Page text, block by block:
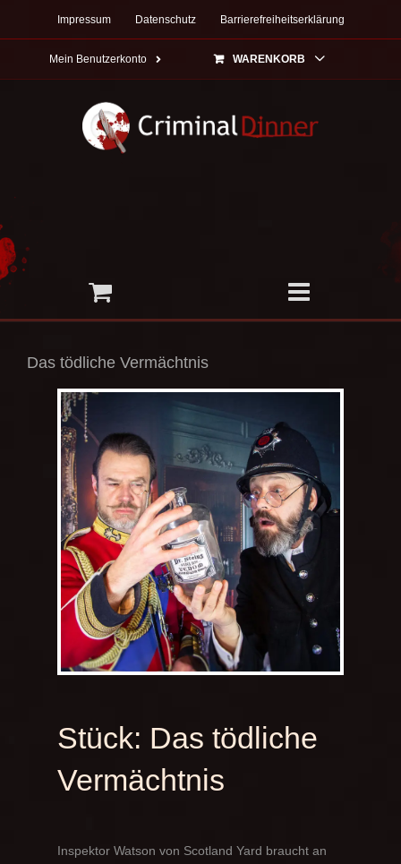
Impressum Datenschutz Barrierefreiheitserklärung
Mein Benutzerkonto WARENKORB
Das tödliche Vermächtnis
Stück: Das tödliche
Vermächtnis
Inspektor Watson von Scotland Yard braucht an